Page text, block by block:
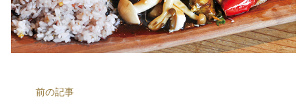
前の記事